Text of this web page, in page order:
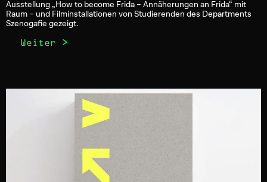
Ausstellung „How to become Frida – Annäherungen an Frida“ mit
Raum – und Filminstallationen von Studierenden des Departments
Szenogafie gezeigt.
Weiter >